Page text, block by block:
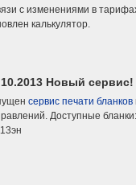
с изменениями в
калькулятор.
Новый сервис!
сервис печати бланков
Доступные